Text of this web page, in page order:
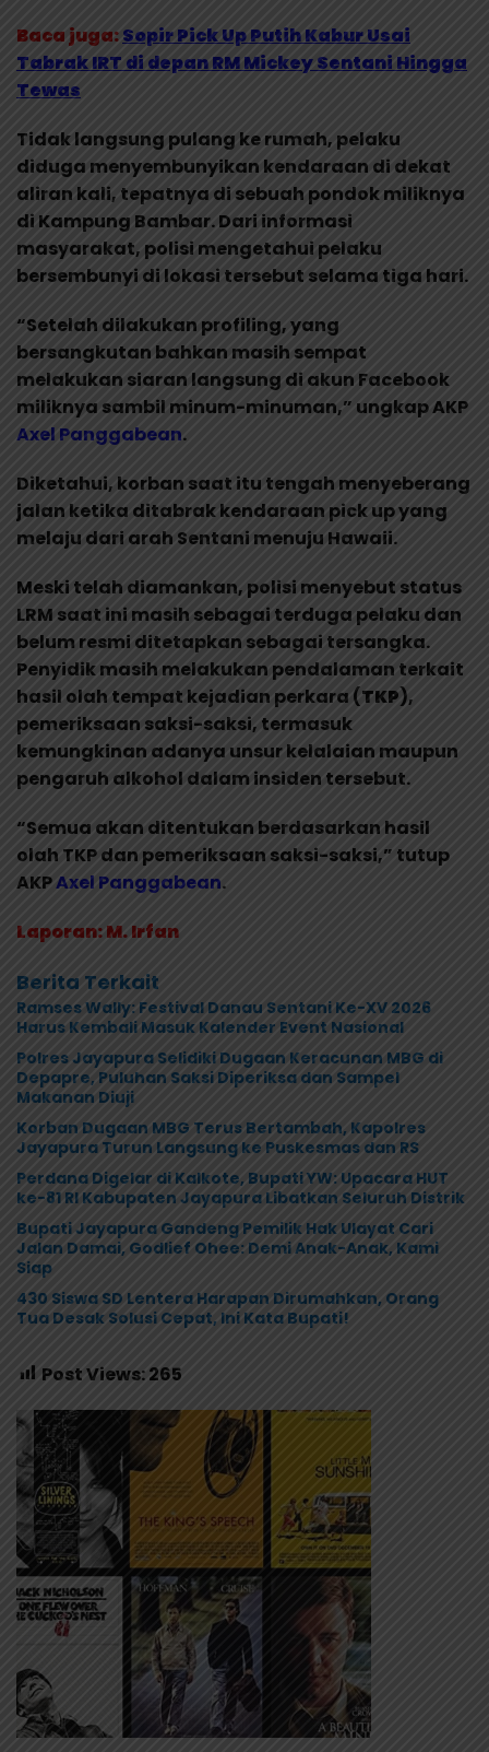
Baca juga:Sopir Pick Up Putih Kabur Usai
Tabrak IRT di depan RM Mickey Sentani Hingga
Tewas
Tidak langsung pulang ke rumah, pelaku
diduga menyembunyikan kendaraan di dekat
aliran kali, tepatnya di sebuah pondok miliknya
di Kampung Bambar. Dari informasi
masyarakat, polisi mengetahui pelaku
bersembunyi di lokasi tersebut selama tiga hari.
“Setelah dilakukan profiling, yang
bersangkutan bahkan masih sempat
melakukan siaran langsung di akun Facebook
miliknya sambil minum-minuman,” ungkap AKP
Axel Panggabean.
Diketahui, korban saat itu tengah menyeberang
jalan ketika ditabrak kendaraan pick up yang
melaju dari arah Sentani menuju Hawaii.
Meski telah diamankan, polisi menyebut status
LRM saat ini masih sebagai terduga pelaku dan
belum resmi ditetapkan sebagai tersangka.
Penyidik masih melakukan pendalaman terkait
hasil olah tempat kejadian perkara (TKP),
pemeriksaan saksi-saksi, termasuk
kemungkinan adanya unsur kelalaian maupun
pengaruh alkohol dalam insiden tersebut.
“Semua akan ditentukan berdasarkan hasil
olah TKP dan pemeriksaan saksi-saksi,” tutup
AKPAxel Panggabean.
Laporan: M. Irfan
Berita Terkait
Ramses Wally: Festival Danau Sentani Ke-XV 2026
Harus Kembali Masuk Kalender Event Nasional
Polres Jayapura Selidiki Dugaan Keracunan MBG di
Depapre, Puluhan Saksi Diperiksa dan Sampel
Makanan Diuji
Korban Dugaan MBG Terus Bertambah, Kapolres
Jayapura Turun Langsung ke Puskesmas dan RS
Perdana Digelar di Kalkote, Bupati YW: Upacara HUT
ke-81 RI Kabupaten Jayapura Libatkan Seluruh Distrik
Bupati Jayapura Gandeng Pemilik Hak Ulayat Cari
Jalan Damai, Godlief Ohee: Demi Anak-Anak, Kami
Siap
430 Siswa SD Lentera Harapan Dirumahkan, Orang
Tua Desak Solusi Cepat, Ini Kata Bupati!
Post Views:265